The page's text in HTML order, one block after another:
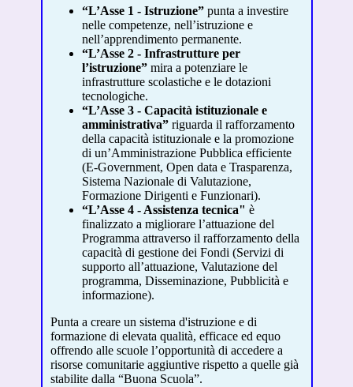
“L’Asse 1 - Istruzione” punta a investire
nelle competenze, nell’istruzione e
nell’apprendimento permanente.
“L’Asse 2 - Infrastrutture per
l’istruzione” mira a potenziare le
infrastrutture scolastiche e le dotazioni
tecnologiche.
“L’Asse 3 - Capacità istituzionale e
amministrativa” riguarda il rafforzamento
della capacità istituzionale e la promozione
di un’Amministrazione Pubblica efficiente
(E-Government, Open data e Trasparenza,
Sistema Nazionale di Valutazione,
Formazione Dirigenti e Funzionari).
“L’Asse 4 - Assistenza tecnica" è
finalizzato a migliorare l’attuazione del
Programma attraverso il rafforzamento della
capacità di gestione dei Fondi (Servizi di
supporto all’attuazione, Valutazione del
programma, Disseminazione, Pubblicità e
informazione).
Punta a creare un sistema d'istruzione e di
formazione di elevata qualità, efficace ed equo
offrendo alle scuole l’opportunità di accedere a
risorse comunitarie aggiuntive rispetto a quelle già
stabilite dalla “Buona Scuola”.